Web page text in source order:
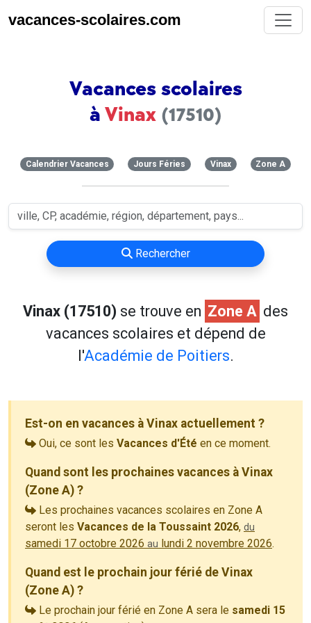
vacances-scolaires.com
Vacances scolaires
àVinax (17510)
Calendrier Vacances Jours Féries Vinax Zone A
Rechercher
Vinax (17510) se trouve en Zone A des
vacances scolaires et dépend de
l'Académie de Poitiers.
Est-on en vacances à Vinax actuellement ?
Oui, ce sont les Vacances d'Été en ce moment.
Quand sont les prochaines vacances à Vinax
(Zone A) ?
Les prochaines vacances scolaires en Zone A
seront les Vacances de la Toussaint 2026, du
samedi 17 octobre 2026 au lundi 2 novembre 2026.
Quand est le prochain jour férié de Vinax
(Zone A) ?
Le prochain jour férié en Zone A sera le samedi 15